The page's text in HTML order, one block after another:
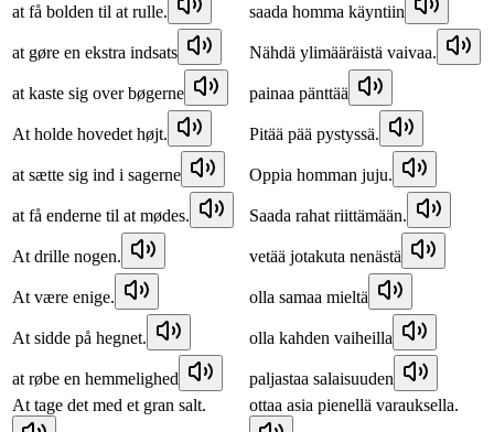
at få bolden til at rulle. saada homma käyntiin
at gøre en ekstra indsats Nähdä ylimääräistä vaivaa.
at kaste sig over bøgerne painaa pänttää
At holde hovedet højt. Pitää pää pystyssä.
at sætte sig ind i sagerne Oppia homman juju.
at få enderne til at mødes. Saada rahat riittämään.
At drille nogen. vetää jotakuta nenästä
At være enige. olla samaa mieltä
At sidde på hegnet. olla kahden vaiheilla
at røbe en hemmelighed
paljastaa salaisuuden
At tage det med et gran salt.
ottaa asia pienellä varauksella.